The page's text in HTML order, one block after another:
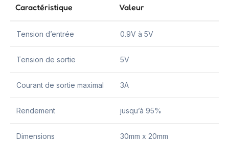
Caractéristique Valeur
Tension d’entrée 0.9V à 5V
Tension de sortie 5V
Courant de sortie maximal 3A
Rendement jusqu’à 95%
Dimensions 30mm x 20mm